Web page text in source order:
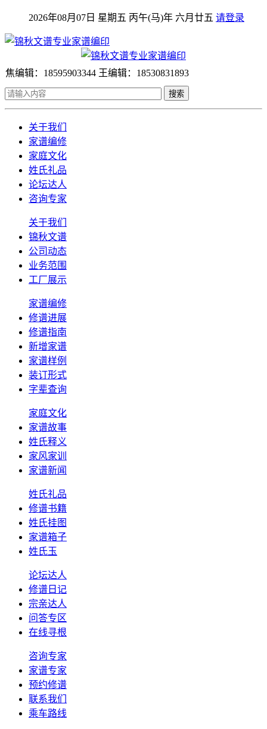
2026年08月07日 星期五 丙午(马)年 六月廿五 请登录
焦编辑：18595903344 王编辑：18530831893
搜索
关于我们
家谱编修
家庭文化
姓氏礼品
论坛达人
咨询专家
关于我们
锦秋文谱
公司动态
业务范围
工厂展示
家谱编修
修谱进展
修谱指南
新增家谱
家谱样例
装订形式
字辈查询
家庭文化
家谱故事
姓氏释义
家风家训
家谱新闻
姓氏礼品
修谱书籍
姓氏挂图
家谱箱子
姓氏玉
论坛达人
修谱日记
宗亲达人
问答专区
在线寻根
咨询专家
家谱专家
预约修谱
联系我们
乘车路线